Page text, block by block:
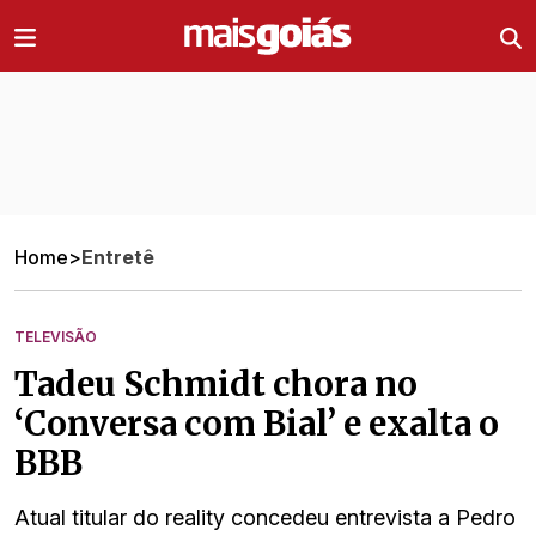
Home>Entretê
TELEVISÃO
Tadeu Schmidt chora no
‘Conversa com Bial’ e exalta o
BBB
Atual titular do reality concedeu entrevista a Pedro